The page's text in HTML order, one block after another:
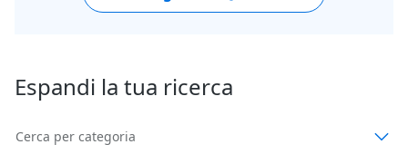
Espandi la tua ricerca
Cerca per categoria